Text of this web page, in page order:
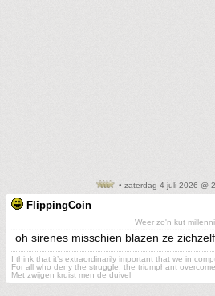
• zaterdag 4 juli 2026 @
FlippingCoin
Weer zo'n kut
oh sirenes misschien blazen ze
I think that it’s extraordinarily important that we in
For all who deny the struggle, the triumphant overcome
Met zwijgen kruist men de duivel